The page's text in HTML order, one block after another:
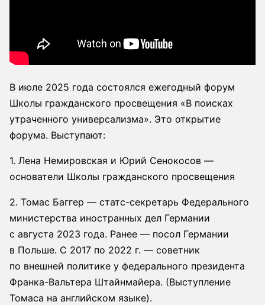
В июле 2025 года состоялся ежегодный форум
Школы гражданского просвещения «В поисках
утраченного универсализма». Это открытие
форума. Выступают:
1. Лена Немировская и Юрий Сенокосов —
основатели Школы гражданского просвещения
2. Томас Баггер — статс-секретарь Федерального
министерства иностранных дел Германии
с августа 2023 года. Ранее — посол Германии
в Польше. С 2017 по 2022 г. — советник
по внешней политике у федерального президента
Франка-Вальтера Штайнмайера. (Выступление
Томаса на английском языке).